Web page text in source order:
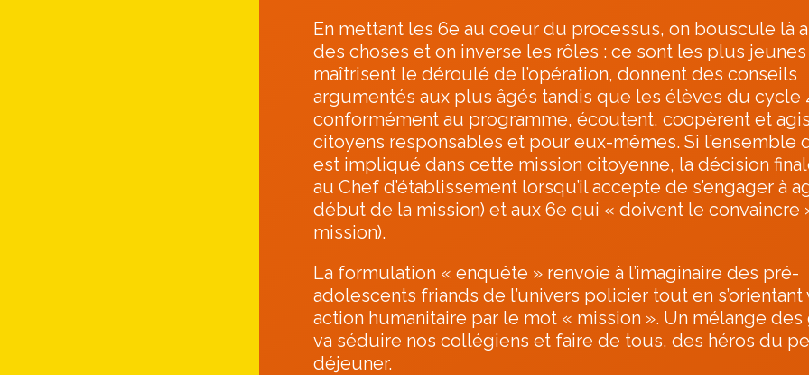
En mettant les 6e au coeur du processus, on bouscule là
des choses et on inverse les rôles : ce sont les plus
maîtrisent le déroulé de l’opération, donnent des conseils
argumentés aux plus âgés tandis que les élèves du cycle
conformément au programme, écoutent, coopèrent et
citoyens responsables et pour eux-mêmes. Si l’ensemble
est impliqué dans cette mission citoyenne, la décision
au Chef d’établissement lorsqu’il accepte de s’engager à
début de la mission) et aux 6e qui « doivent le convaincre
mission).
La formulation « enquête » renvoie à l’imaginaire des pré-
adolescents friands de l’univers policier tout en s’orientant
action humanitaire par le mot « mission ». Un mélange
va séduire nos collégiens et faire de tous, des héros du
déjeuner.